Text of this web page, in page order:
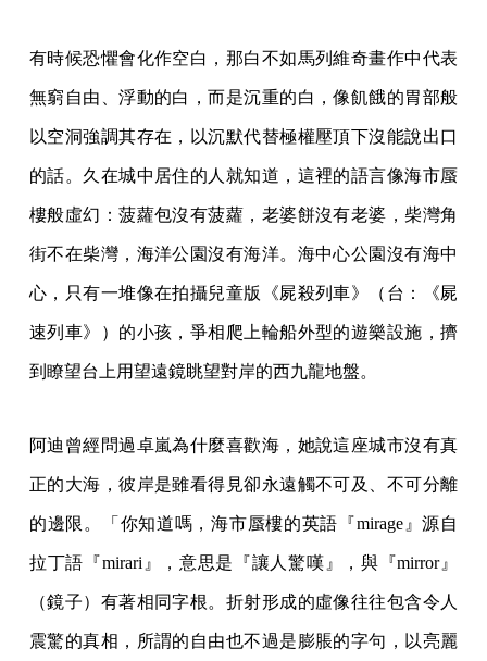
有時候恐懼會化作空白，那白不如馬列維奇畫作中代表
無窮自由、浮動的白，而是沉重的白，像飢餓的胃部般
以空洞強調其存在，以沉默代替極權壓頂下沒能說出口
的話。久在城中居住的人就知道，這裡的語言像海市蜃
樓般虛幻：菠蘿包沒有菠蘿，老婆餅沒有老婆，柴灣角
街不在柴灣，海洋公園沒有海洋。海中心公園沒有海中
心，只有一堆像在拍攝兒童版《屍殺列車》（台：《屍
速列車》）的小孩，爭相爬上輪船外型的遊樂設施，擠
到瞭望台上用望遠鏡眺望對岸的西九龍地盤。
阿迪曾經問過卓嵐為什麼喜歡海，她說這座城市沒有真
正的大海，彼岸是雖看得見卻永遠觸不可及、不可分離
的邊限。「你知道嗎，海市蜃樓的英語『mirage』源自
拉丁語『mirari』，意思是『讓人驚嘆』，與『mirror』
（鏡子）有著相同字根。折射形成的虛像往往包含令人
震驚的真相，所謂的自由也不過是膨脹的字句，以亮麗